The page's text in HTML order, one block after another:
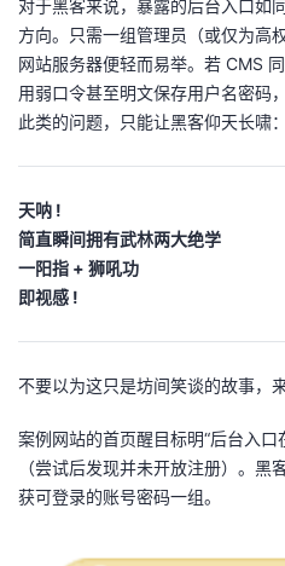
对于黑客来说，暴露的后台入口如
方向。只需一组管理员（或仅为高
网站服务器便轻而易举。若 CMS
用弱口令甚至明文保存用户名密码
此类的问题，只能让黑客仰天长啸：
天呐 !
简直瞬间拥有武林两大绝学
一阳指 + 狮吼功
即视感 !
不要以为这只是坊间笑谈的故事，
案例网站的首页醒目标明“后台入
（尝试后发现并未开放注册）。
获可登录的账号密码一组。